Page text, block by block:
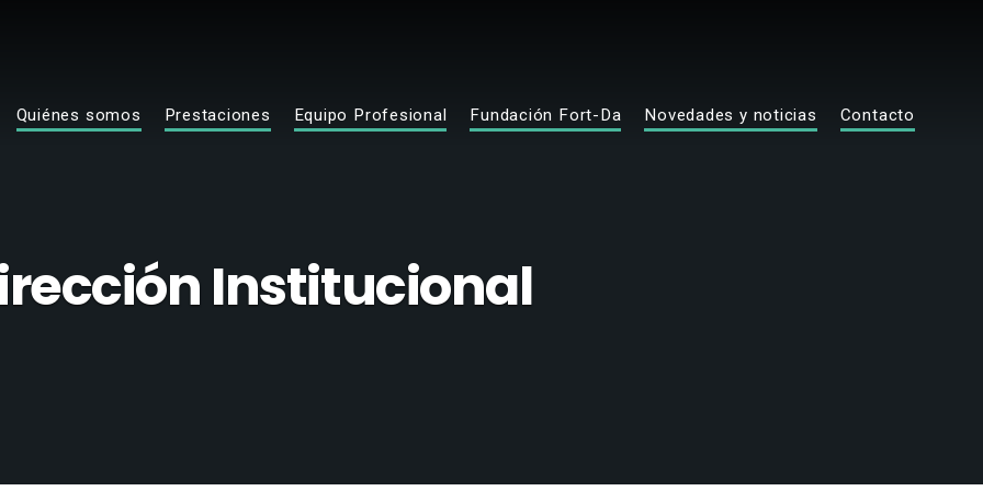
Quiénes somos Prestaciones Equipo Profesional Fundación Fort-Da Novedades y noticias Contacto
Institucional